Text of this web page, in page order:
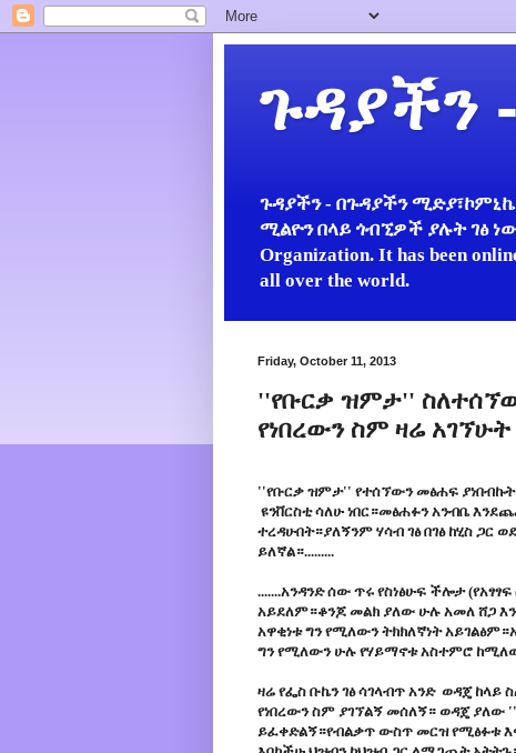
ጉዳያችን -
ጉዳያችን - በጉዳያችን
ሚልዮን በላይ ጎብኚዎች ያሉት ገፅ ነው።
Organization. It has been
all over the world.
Friday, October 11, 2013
''የቡርቃ ዝምታ''
የነበረውን ስም ዛሬ አገኘሁት
''የቡርቃ ዝምታ'' የተሰኘውን መፅሐፍ ያነበብኩት
ዩንቨርስቲ ሳለሁ ነበር።መፅሐፉን አንብቤ
ተረዳሁበት።ያለኝንም ሃሳብ ገፅ በገፅ ከሂስ ጋር
ይለኛል።.........
.......አንዳንድ ሰው ጥሩ የስነፅሁፍ ችሎታ
አይደለም።ቆንጆ መልክ ያለው ሁሉ አመለ ሸጋ
አዋቂነቱ ግን የሚለውን ትክክለኛነት
ግን የሚለውን ሁሉ የሃይማኖቱ አስተምሮ
ዛሬ የፌስ ቡኬን ገፅ ሳገላብጥ አንድ ወዳጄ
የነበረውን ስም ያገኘልኝ መሰለኝ። ወዳጄ ያለው
ይፈቀድልኝ።የብልቃጥ ውስጥ መርዝ የሚፅፉቱ